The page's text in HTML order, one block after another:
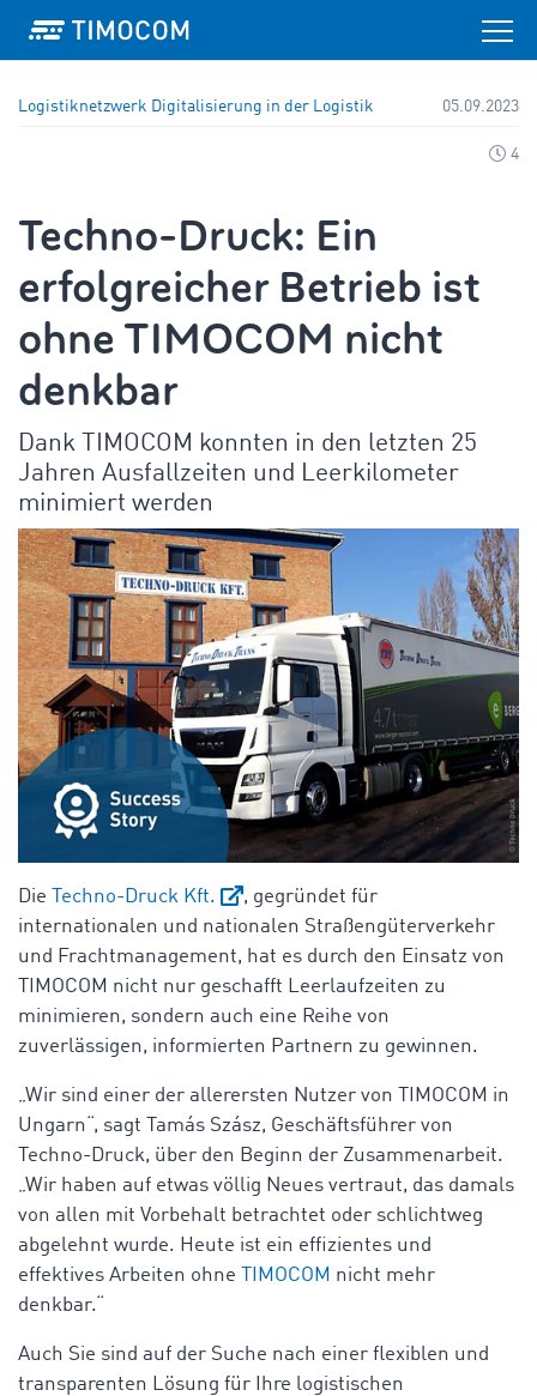
Logistiknetzwerk Digitalisierung in der Logistik 05.09.2023
4
Techno-Druck: Ein
erfolgreicher Betrieb ist
ohne TIMOCOM nicht
denkbar
Dank TIMOCOM konnten in den letzten 25
Jahren Ausfallzeiten und Leerkilometer
minimiert werden
Die Techno-Druck Kft.
, gegründet für
internationalen und nationalen Straßengüterverkehr
und Frachtmanagement, hat es durch den Einsatz von
TIMOCOM nicht nur geschafft Leerlaufzeiten zu
minimieren, sondern auch eine Reihe von
zuverlässigen, informierten Partnern zu gewinnen.
„Wir sind einer der allerersten Nutzer von TIMOCOM in
Ungarn“, sagt Tamás Szász, Geschäftsführer von
Techno-Druck, über den Beginn der Zusammenarbeit.
„Wir haben auf etwas völlig Neues vertraut, das damals
von allen mit Vorbehalt betrachtet oder schlichtweg
abgelehnt wurde. Heute ist ein effizientes und
effektives Arbeiten ohne
TIMOCOM nicht mehr
denkbar.“
Auch Sie sind auf der Suche nach einer flexiblen und
transparenten Lösung für Ihre logistischen